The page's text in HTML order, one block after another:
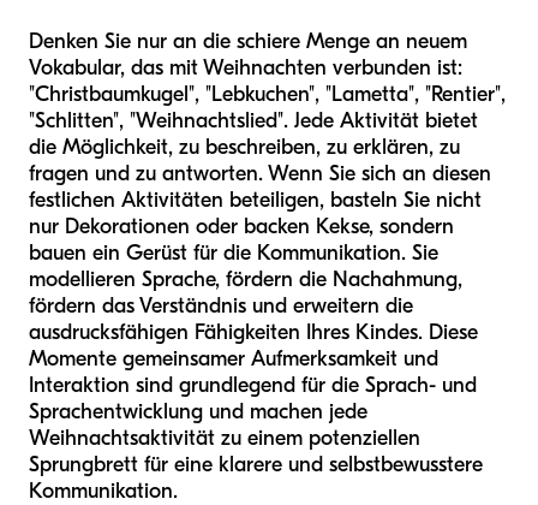
Denken Sie nur an die schiere Menge an neuem
Vokabular, das mit Weihnachten verbunden ist:
"Christbaumkugel", "Lebkuchen", "Lametta", "Rentier",
"Schlitten", "Weihnachtslied". Jede Aktivität bietet
die Möglichkeit, zu beschreiben, zu erklären, zu
fragen und zu antworten. Wenn Sie sich an diesen
festlichen Aktivitäten beteiligen, basteln Sie nicht
nur Dekorationen oder backen Kekse, sondern
bauen ein Gerüst für die Kommunikation. Sie
modellieren Sprache, fördern die Nachahmung,
fördern das Verständnis und erweitern die
ausdrucksfähigen Fähigkeiten Ihres Kindes. Diese
Momente gemeinsamer Aufmerksamkeit und
Interaktion sind grundlegend für die Sprach- und
Sprachentwicklung und machen jede
Weihnachtsaktivität zu einem potenziellen
Sprungbrett für eine klarere und selbstbewusstere
Kommunikation.